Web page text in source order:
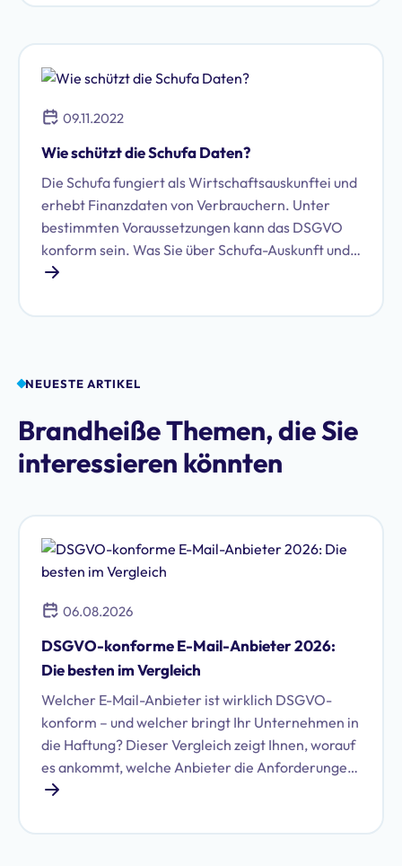
Telekommunikationsüberwachung gehört das
Datenschutzrechts. Mehrfach wurden
Bundesverfassungsgericht und den Europäischen
09.11.2022
Wie schützt die Schufa Daten?
Die Schufa fungiert als Wirtschaftsauskunftei und
erhebt Finanzdaten von Verbrauchern. Unter
bestimmten Voraussetzungen kann das DSGVO
konform sein. Was Sie über Schufa-Auskunft und
Datenschutz wissen sollten, erfahren Sie hier.
NEUESTE ARTIKEL
Brandheiße Themen, die Sie
interessieren könnten
06.08.2026
DSGVO-konforme E-Mail-Anbieter 2026:
Die besten im Vergleich
Welcher E-Mail-Anbieter ist wirklich DSGVO-
konform – und welcher bringt Ihr Unternehmen in
die Haftung? Dieser Vergleich zeigt Ihnen, worauf
es ankommt, welche Anbieter die Anforderungen
erfüllen und wie Sie die richtige Wahl für Ihr